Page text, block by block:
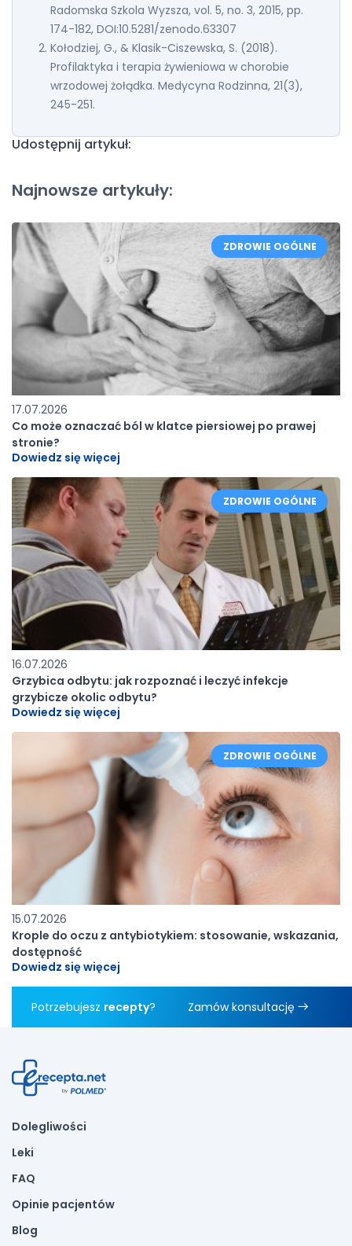
Radomska Szkola Wyzsza, vol. 5, no. 3, 2015, pp.
174-182, DOI:10.5281/zenodo.63307
Kołodziej, G., & Klasik-Ciszewska, S. (2018).
Profilaktyka i terapia żywieniowa w chorobie
wrzodowej żołądka. Medycyna Rodzinna, 21(3),
245-251.
Udostępnij artykuł:
Najnowsze artykuły:
17.07.2026
Co może oznaczać ból w klatce piersiowej po prawej
stronie?
Dowiedz się więcej
ZDROWIE OGÓLNE
16.07.2026
Grzybica odbytu: jak rozpoznać i leczyć infekcje
grzybicze okolic odbytu?
Dowiedz się więcej
ZDROWIE OGÓLNE
15.07.2026
Krople do oczu z antybiotykiem: stosowanie, wskazania,
dostępność
Dowiedz się więcej
ZDROWIE OGÓLNE
Potrzebujesz recepty? Zamów konsultację
Dolegliwości
Leki
FAQ
Opinie pacjentów
Blog